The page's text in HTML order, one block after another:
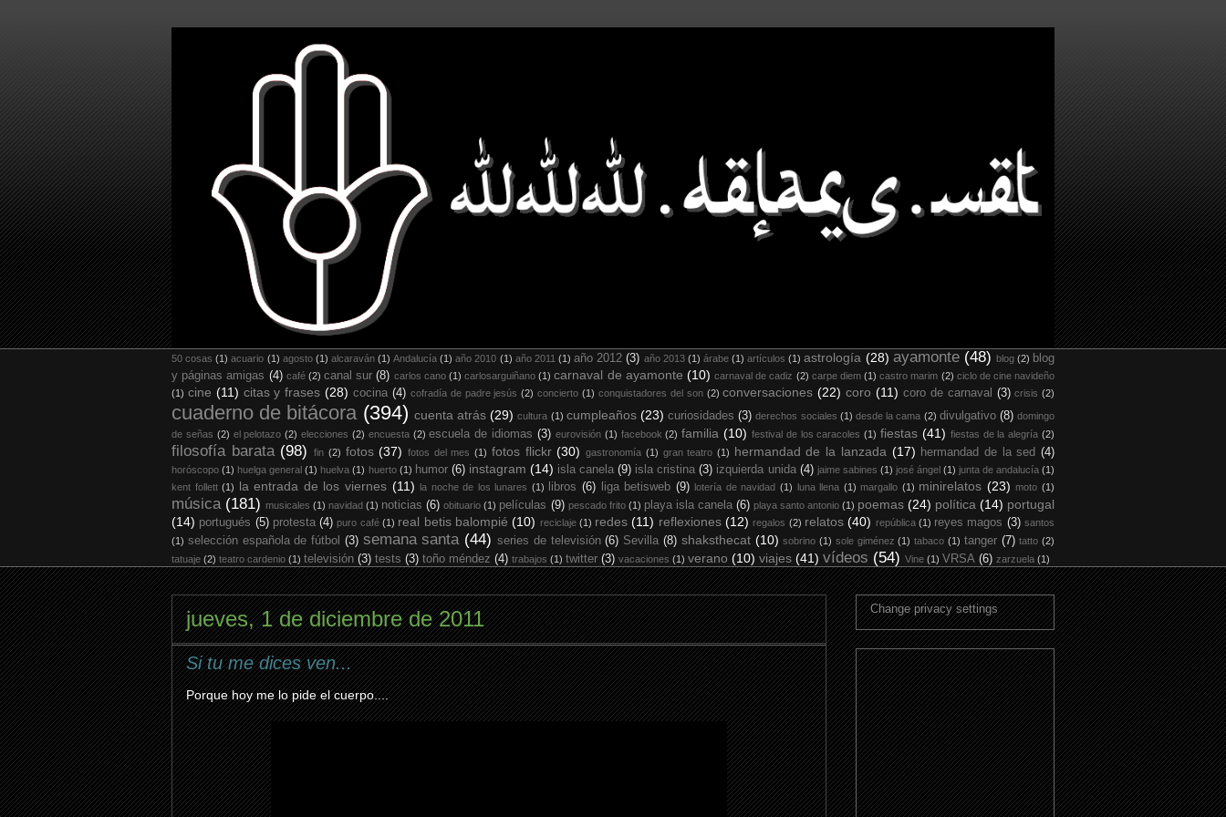
50 cosas (1) acuario (1) agosto (1) alcaraván (1) Andalucía (1) año 2010 (1) año 2011 (1) año 2012 (3) año 2013 (1) árabe (1) artículos (1) astrología (28) ayamonte (48) blog (2) blog
y páginas amigas (4) café (2) canal sur (8) carlos cano (1) carlosarguiñano (1) carnaval de ayamonte (10) carnaval de cadiz (2) carpe diem (1) castro marim (2) ciclo de cine navideño
(1) cine (11) citas y frases (28) cocina (4) cofradía de padre jesús (2) concierto (1) conquistadores del son (2) conversaciones (22) coro (11) coro de carnaval (3) crisis (2)
cuaderno de bitácora (394) cuenta atrás (29) cultura (1) cumpleaños (23) curiosidades (3) derechos sociales (1) desde la cama (2) divulgativo (8) domingo
de señas (2) el pelotazo (2) elecciones (2) encuesta (2) escuela de idiomas (3) eurovisión (1) facebook (2) familia (10) festival de los caracoles (1) fiestas (41) fiestas de la alegría (2)
filosofía barata (98) fin (2) fotos (37) fotos del mes (1) fotos flickr (30) gastronomía (1) gran teatro (1) hermandad de la lanzada (17) hermandad de la sed (4)
horóscopo (1) huelga general (1) huelva (1) huerto (1) humor (6) instagram (14) isla canela (9) isla cristina (3) izquierda unida (4) jaime sabines (1) josé ángel (1) junta de andalucía (1)
kent follett (1) la entrada de los viernes (11) la noche de los lunares (1) libros (6) liga betisweb (9) lotería de navidad (1) luna llena (1) margallo (1) minirelatos (23) moto (1)
música (181) musicales (1) navidad (1) noticias (6) obituario (1) películas (9) pescado frito (1) playa isla canela (6) playa santo antonio (1) poemas (24) política (14) portugal
(14) portugués (5) protesta (4) puro café (1) real betis balompié (10) reciclaje (1) redes (11) reflexiones (12) regalos (2) relatos (40) república (1) reyes magos (3) santos
(1) selección española de fútbol (3) semana santa (44) series de televisión (6) Sevilla (8) shaksthecat (10) sobrino (1) sole giménez (1) tabaco (1) tanger (7) tatto (2)
tatuaje (2) teatro cardenio (1) televisión (3) tests (3) toño méndez (4) trabajos (1) twitter (3) vacaciones (1) verano (10) viajes (41) vídeos (54) Vine (1) VRSA (6) zarzuela (1)
jueves, 1 de diciembre de 2011
Si tu me dices ven...
Porque hoy me lo pide el cuerpo....
Change privacy settings